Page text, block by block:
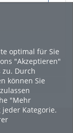
optimal für Sie
"Akzeptieren"
zu. Durch
können Sie
"Mehr
Kategorie.